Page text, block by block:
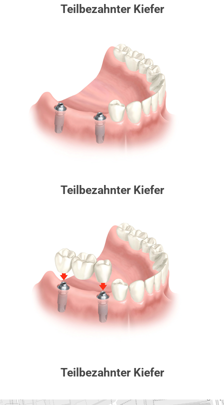
Teilbezahnter Kiefer
Teilbezahnter Kiefer
Teilbezahnter Kiefer